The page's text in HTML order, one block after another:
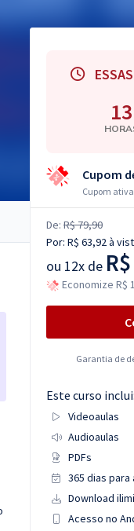
13
Cupom
Cupom
De: R$ 79,90
Por: R$ 63,92à
ou 12x de
Economize R$
Garantia de
Este curso inclui:
Videoaulas
Audioaulas
PDFs
365 dias para
Download
Acesso no